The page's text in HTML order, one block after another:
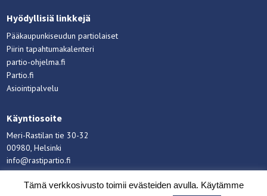
Hyödyllisiä linkkejä
Pääkaupunkiseudun partiolaiset
Piirin tapahtumakalenteri
partio-ohjelma.fi
Partio.fi
Asiointipalvelu
Käyntiosoite
Meri-Rastilan tie 30-32
00980, Helsinki
info@rastipartio.fi
Rastipartio ©Copyright2026.
Tämä verkkosivusto toimii evästeiden avulla. Käytämme